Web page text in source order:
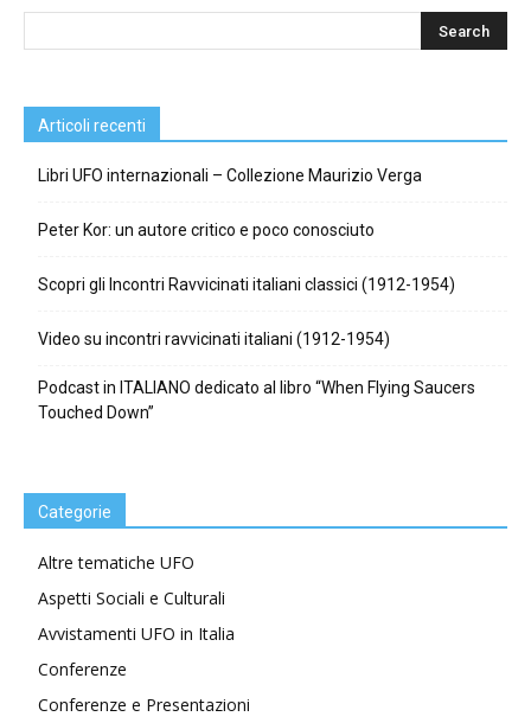
Articoli recenti
Libri UFO internazionali – Collezione Maurizio Verga
Peter Kor: un autore critico e poco conosciuto
Scopri gli Incontri Ravvicinati italiani classici (1912-1954)
Video su incontri ravvicinati italiani (1912-1954)
Podcast in ITALIANO dedicato al libro “When Flying Saucers
Touched Down”
Categorie
Altre tematiche UFO
Aspetti Sociali e Culturali
Avvistamenti UFO in Italia
Conferenze
Conferenze e Presentazioni